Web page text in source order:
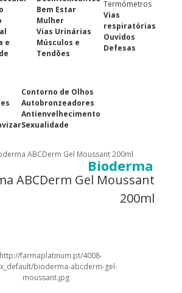
e
Bem Estar
Mulher
Vias Urinárias
Músculos e
Tendões
Termómetros
Vias
respiratórias
Ouvidos
Defesas
Contorno de Olhos
Autobronzeadores
Antienvelhecimento
Sexualidade
ABCDerm Gel Moussant 200ml
Bioderma
ABCDerm Gel Moussant
200ml